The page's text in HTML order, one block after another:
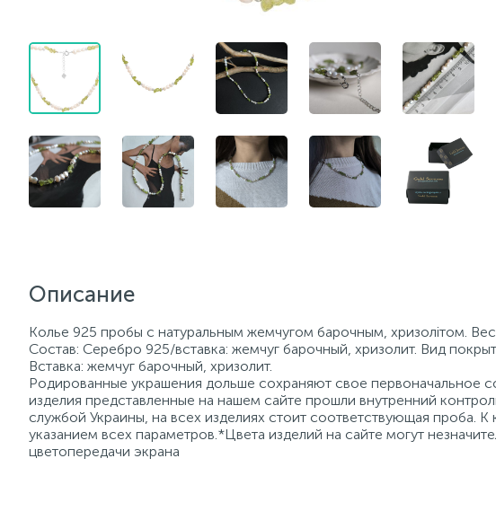
Описание
Колье 925 пробы с натуральным жемчугом барочным, хризолітом.
Состав: Серебро 925/вставка: жемчуг барочный, хризолит. Вид
Вставка: жемчуг барочный, хризолит.
Родированные украшения дольше сохраняют свое первоначальное
изделия представленные на нашем сайте прошли внутренний
службой Украины, на всех изделиях стоит соответствующая проба.
указанием всех параметров.*Цвета изделий на сайте могут
цветопередачи экрана